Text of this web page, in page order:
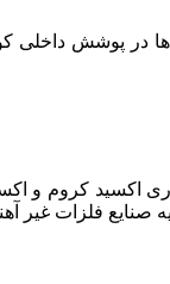
مناسب تا ۱۷۵۰ درجه سلسیوس و
اکسید کروم و
صنایع فلزات غیر